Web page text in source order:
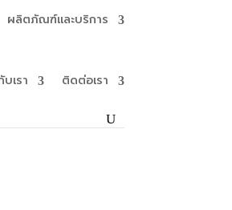
ผลิตภัณฑ์และบริการ
เรา ติดต่อเรา